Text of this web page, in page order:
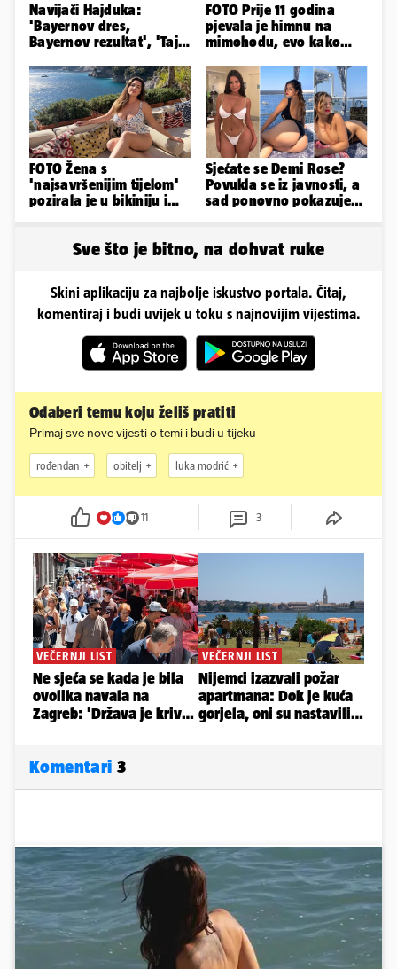
Navijači Hajduka:
'Bayernov dres,
Bayernov rezultat', 'Taj
Perišić'
FOTO Prije 11 godina
pjevala je himnu na
mimohodu, evo kako
Negovetić
FOTO Žena s
'najsavršenijim tijelom'
pozirala je u bikiniju i
Sjećate se Demi Rose?
Povukla se iz javnosti, a
sad ponovno pokazuje
Sve što je bitno, na dohvat ruke
Skini aplikaciju za najbolje iskustvo portala. Čitaj,
komentiraj i budi uvijek u toku s najnovijim vijestima.
Odaberi temu koju želiš pratiti
Primaj sve nove vijesti o temi i budi u tijeku
rođendan obitelj luka modrić
11 3
Komentari 3